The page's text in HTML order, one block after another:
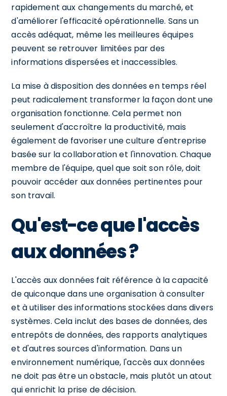
rapidement aux changements du marché, et
d'améliorer l'efficacité opérationnelle. Sans un
accès adéquat, même les meilleures équipes
peuvent se retrouver limitées par des
informations dispersées et inaccessibles.
La mise à disposition des données en temps réel
peut radicalement transformer la façon dont une
organisation fonctionne. Cela permet non
seulement d'accroître la productivité, mais
également de favoriser une culture d'entreprise
basée sur la collaboration et l'innovation. Chaque
membre de l'équipe, quel que soit son rôle, doit
pouvoir accéder aux données pertinentes pour
son travail.
Qu'est-ce que l'accès
aux données ?
L'accès aux données fait référence à la capacité
de quiconque dans une organisation à consulter
et à utiliser des informations stockées dans divers
systèmes. Cela inclut des bases de données, des
entrepôts de données, des rapports analytiques
et d'autres sources d'information. Dans un
environnement numérique, l'accès aux données
ne doit pas être un obstacle, mais plutôt un atout
qui enrichit la prise de décision.